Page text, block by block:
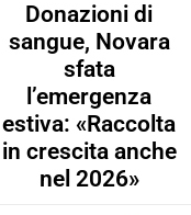
Donazioni di
sangue, Novara
sfata
l’emergenza
estiva: «Raccolta
in crescita anche
nel 2026»